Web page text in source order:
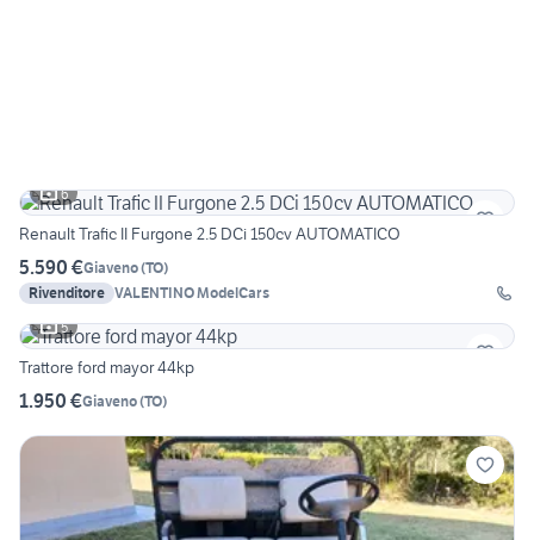
6
Renault Trafic II Furgone 2.5 DCi 150cv AUTOMATICO
5.590 €Giaveno(TO)
Rivenditore VALENTINO ModelCars
5
Trattore ford mayor 44kp
1.950 €Giaveno(TO)